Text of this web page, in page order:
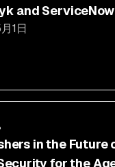
and ServiceNow
1日
in the Future
for the